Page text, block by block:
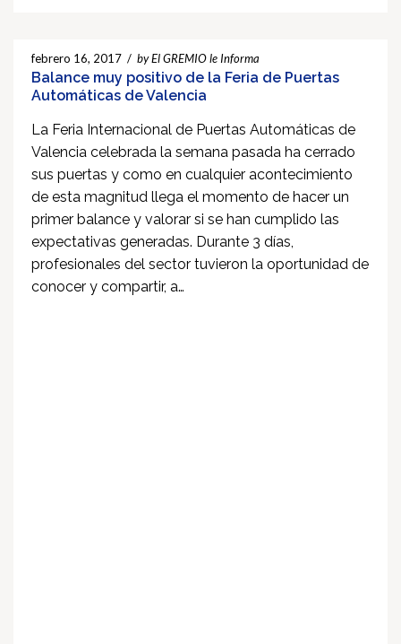
febrero 16, 2017 / by El GREMIO le Informa
Balance muy positivo de la Feria de Puertas
Automáticas de Valencia
La Feria Internacional de Puertas Automáticas de
Valencia celebrada la semana pasada ha cerrado
sus puertas y como en cualquier acontecimiento
de esta magnitud llega el momento de hacer un
primer balance y valorar si se han cumplido las
expectativas generadas. Durante 3 días,
profesionales del sector tuvieron la oportunidad de
conocer y compartir, a…